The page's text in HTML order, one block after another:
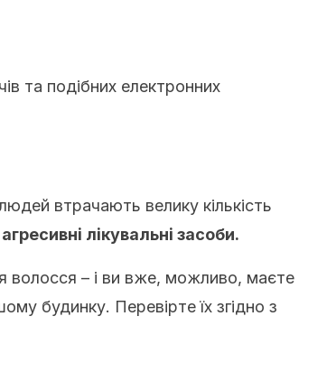
та подібних електронних
втрачають велику кількість
агресивні лікувальні засоби.
волосся – і ви вже, можливо, маєте
будинку. Перевірте їх згідно з